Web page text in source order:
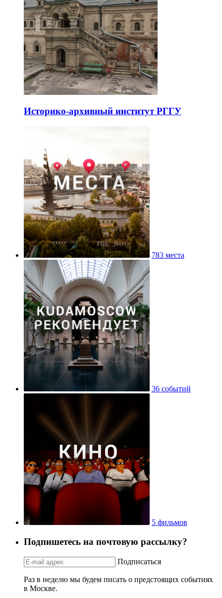
Историко-архивный институт РГГУ
783 места
36 событий
5 фильмов
Подпишетесь на почтовую рассылку?
Подписаться
Раз в неделю мы будем писать о предстоящих событиях
в Москве.